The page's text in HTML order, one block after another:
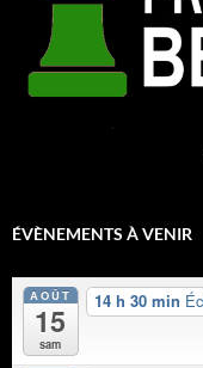
ÉVÈNEMENTS À VENIR
AOÛT
15
sam
14 h 30 min